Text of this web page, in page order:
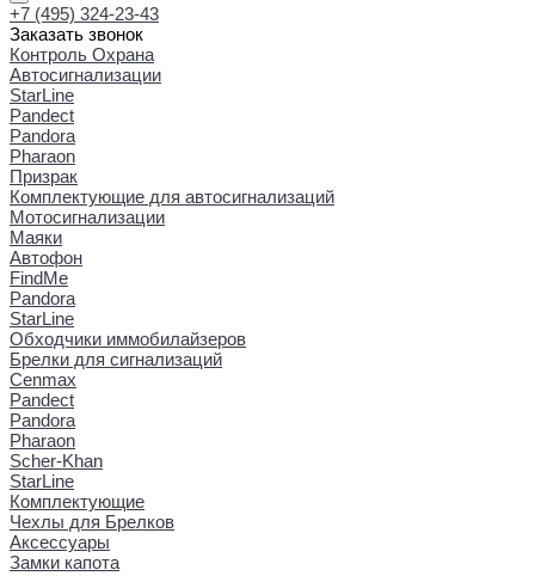
+7 (495) 324-23-43
Заказать звонок
Контроль Охрана
Автосигнализации
StarLine
Pandect
Pandora
Pharaon
Призрак
Комплектующие для автосигнализаций
Мотосигнализации
Маяки
Автофон
FindMe
Pandora
StarLine
Обходчики иммобилайзеров
Брелки для сигнализаций
Cenmax
Pandect
Pandora
Pharaon
Scher-Khan
StarLine
Комплектующие
Чехлы для Брелков
Аксессуары
Замки капота